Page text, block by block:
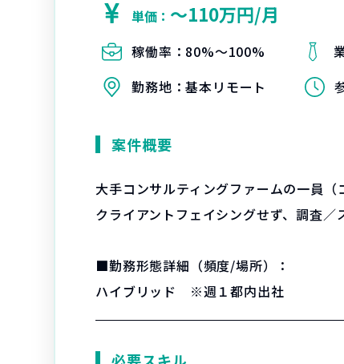
単価： 〜110万円/月
稼働率： 80%〜100%
勤務地：基本リモート
案件概要
大手コンサルティングファームの一員（
クライアントフェイシングせず、調査／
■勤務形態詳細（頻度/場所）：
ハイブリッド ※週１都内出社